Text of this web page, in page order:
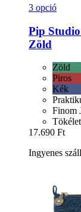
3 opció
Pip Studio
Zöld
Zöld
Piros
Kék
Finom
17.690 Ft
Ingyenes